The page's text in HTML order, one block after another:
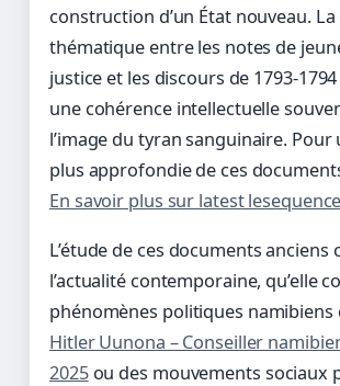
construction d’un État nouveau.
thématique entre les notes de
justice et les discours de 1793-
une cohérence intellectuelle
l’image du tyran sanguinaire. Pour
plus approfondie de ces
En savoir plus sur latest
L’étude de ces documents anciens
l’actualité contemporaine, qu’elle
phénomènes politiques
Hitler Uunona – Conseiller
2025ou des mouvements sociaux